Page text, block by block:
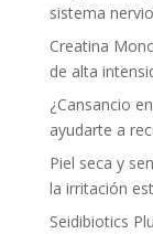
sistema
Creatina
de alta
¿Cansancio
ayudarte a
Piel seca y
la irritación
Seidibiotics